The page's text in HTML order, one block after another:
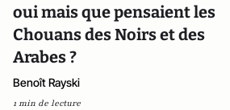
oui mais que pensaient les
Chouans des Noirs et des
Arabes ?
Benoît Rayski
1 min de lecture